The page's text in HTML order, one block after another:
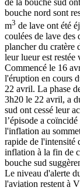
de la bouche sud
bouche nord sont
m3 de lave ont été
coulées de lave
plancher du cratère
leur lueur est
Commencé le 16
l'éruption en cours
22 avril. La phase
3h20 le 22 avril, a
sud ont cessé leur
l’épisode a
l'inflation au
rapide de l'intensité
inflation à la fin de
bouche sud
Le niveau d'alerte
l'aviation restent à